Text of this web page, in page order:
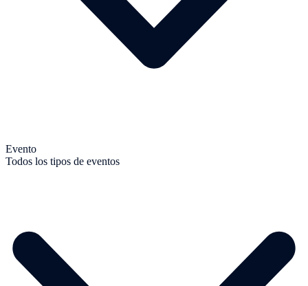
Evento
Todos los tipos de eventos